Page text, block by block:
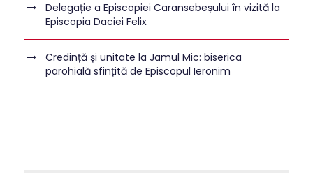
Delegație a Episcopiei Caransebeșului în vizită la
Episcopia Daciei Felix
Credință și unitate la Jamul Mic: biserica
parohială sfințită de Episcopul Ieronim